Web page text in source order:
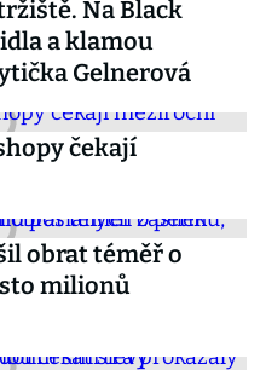
Na Black
a klamou
Gelnerová
čekají
obrat téměř o
milionů